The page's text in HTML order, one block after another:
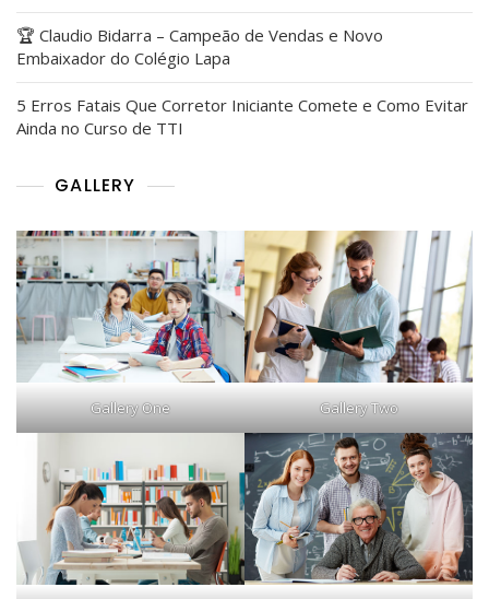
🏆 Claudio Bidarra – Campeão de Vendas e Novo
Embaixador do Colégio Lapa
5 Erros Fatais Que Corretor Iniciante Comete e Como Evitar
Ainda no Curso de TTI​
GALLERY
Gallery One Gallery Two